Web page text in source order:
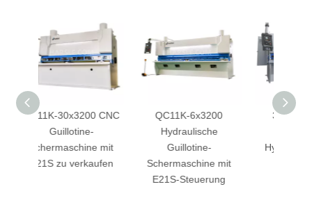
CNC
QC11K-6x3200
Hydraulische
Guillotine-
Schermaschine mit
3200 mm CNC-
Guillotine-
Hydraulikschere zu
verkaufen